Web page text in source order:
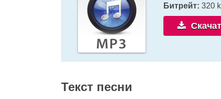
Битрейт: 320
Текст песни